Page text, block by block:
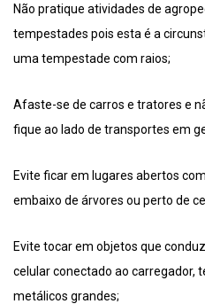
Não pratique atividades de
tempestades pois esta é a
uma tempestade com raios;
Afaste-se de carros e tratores e
fique ao lado de transportes em
Evite ficar em lugares abertos
embaixo de árvores ou perto de
Evite tocar em objetos que
celular conectado ao carregador,
metálicos grandes;